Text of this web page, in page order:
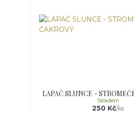
LAPAČ SLUNCE -
250 Kč/ks
Skladem